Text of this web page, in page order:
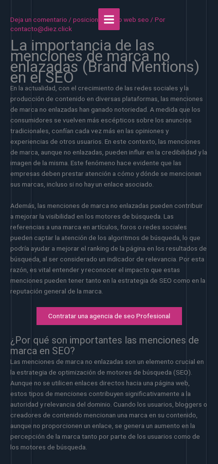
contenido
Deja un comentario /posicionamiento web seo / Por
contacto@diez.click
La importancia de las
menciones de marca no
enlazadas (Brand Mentions)
en el SEO
En la actualidad, con el crecimiento de las redes sociales y la
producción de contenido en diversas plataformas, las menciones
de marca no enlazadas han ganado notoriedad. A medida que los
consumidores se vuelven más escépticos sobre los anuncios
tradicionales, confían cada vez más en las opiniones y
experiencias de otros usuarios. En este contexto, las menciones
de marca, aunque no enlazadas, pueden influir en la credibilidad y la
imagen de la misma. Este fenómeno hace evidente que las
empresas deben prestar atención a cómo y dónde se mencionan
sus marcas, incluso si no hay un enlace asociado.
Además, las menciones de marca no enlazadas pueden contribuir
a mejorar la visibilidad en los motores de búsqueda. Las
referencias a una marca en artículos, foros o redes sociales
pueden captar la atención de los algoritmos de búsqueda, lo que
podría ayudar a mejorar el ranking de la página en los resultados de
búsqueda, al ser considerado un indicador de relevancia. Por esta
razón, es vital entender y reconocer el impacto que estas
menciones pueden tener tanto en la estrategia de SEO como en la
reputación general de la marca.
Contratar una agencia de seo Profesional
¿Por qué son importantes las menciones de
marca en SEO?
Las menciones de marca no enlazadas son un elemento crucial en
la estrategia de optimización de motores de búsqueda (SEO).
Aunque no se utilicen enlaces directos hacia una página web,
estos tipos de menciones contribuyen significativamente a la
autoridad y relevancia del dominio. Cuando los usuarios, bloggers o
creadores de contenido mencionan una marca en su contenido,
aunque no proporcionen un enlace, se genera un aumento en la
percepción de la marca tanto por parte de los usuarios como de
los motores de búsqueda.